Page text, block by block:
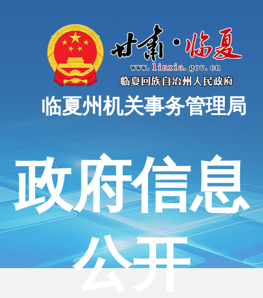
临夏州机关事务管理局
政府信息
公开